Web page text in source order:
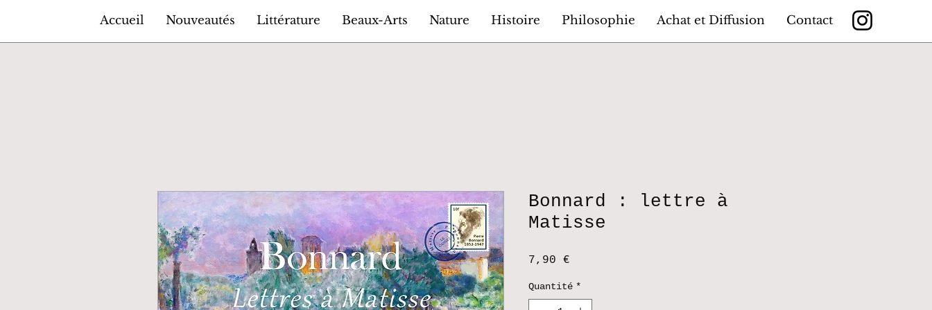
Accueil Nouveautés Littérature Beaux-Arts Nature Histoire Philosophie Achat et Diffusion Contact
Bonnard : lettre à
Matisse
7,90 €
Quantité *